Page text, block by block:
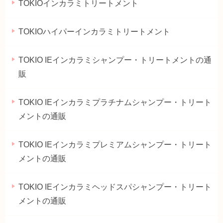
TOKIOインカラミトリートメント
TOKIOハイパーインカラミトリートメント
TOKIO IEインカラミシャンプー・トリートメントの通
販
TOKIO IEインカラミプラチナムシャンプー・トリート
メントの通販
TOKIO IEインカラミプレミアムシャンプー・トリート
メントの通販
TOKIO IEインカラミヘッドスパシャンプー・トリート
メントの通販